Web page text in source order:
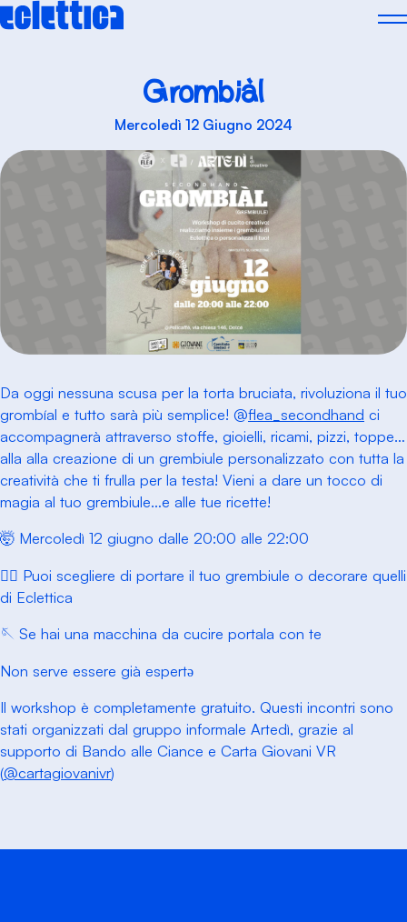
Skip
to
Grombiàl
Mercoledì 12 Giugno 2024
Da oggi nessuna scusa per la torta bruciata, rivoluziona il tuo
grombíal e tutto sarà più semplice! @flea_secondhand ci
accompagnerà attraverso stoffe, gioielli, ricami, pizzi, toppe…
alla alla creazione di un grembiule personalizzato con tutta la
creatività che ti frulla per la testa! Vieni a dare un tocco di
magia al tuo grembiule…e alle tue ricette!
🤯 Mercoledì 12 giugno dalle 20:00 alle 22:00
👉🏼 Puoi scegliere di portare il tuo grembiule o decorare quelli
di Eclettica
🪡 Se hai una macchina da cucire portala con te
Non serve essere già espertə
Il workshop è completamente gratuito. Questi incontri sono
stati organizzati dal gruppo informale Artedì, grazie al
supporto di Bando alle Ciance e Carta Giovani VR
(@cartagiovanivr)